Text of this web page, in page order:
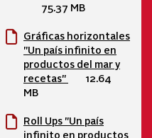
75.37 MB
Gráficas horizontales
"Un país infinito en
productos del mar y
recetas"
12.64
MB
Roll Ups "Un país
infinito en productos